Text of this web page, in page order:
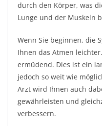
durch den Körper, was
Lunge und der Muskeln
Wenn Sie beginnen, die
Ihnen das Atmen
ermüdend. Dies ist ein
jedoch so weit wie
Arzt wird Ihnen auch
gewährleisten und
verbessern.